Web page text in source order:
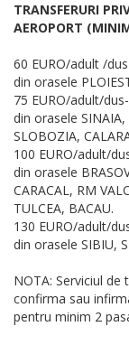
TRANSFERURI
AEROPORT
60 EURO/adult /
din orasele
75 EURO/adult/
din orasele SINAIA,
SLOBOZIA,
100 EURO/adult/
din orasele
CARACAL, RM
TULCEA, BACAU.
130 EURO/adult/
din orasele SIBIU,
NOTA: Serviciul
confirma sau
pentru minim 2